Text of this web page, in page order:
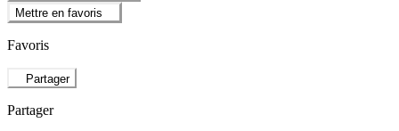
Mettre en favoris
Favoris
Partager
Partager